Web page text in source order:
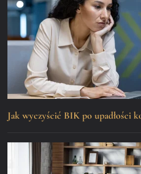
Jak wyczyścić BIK po upadłości